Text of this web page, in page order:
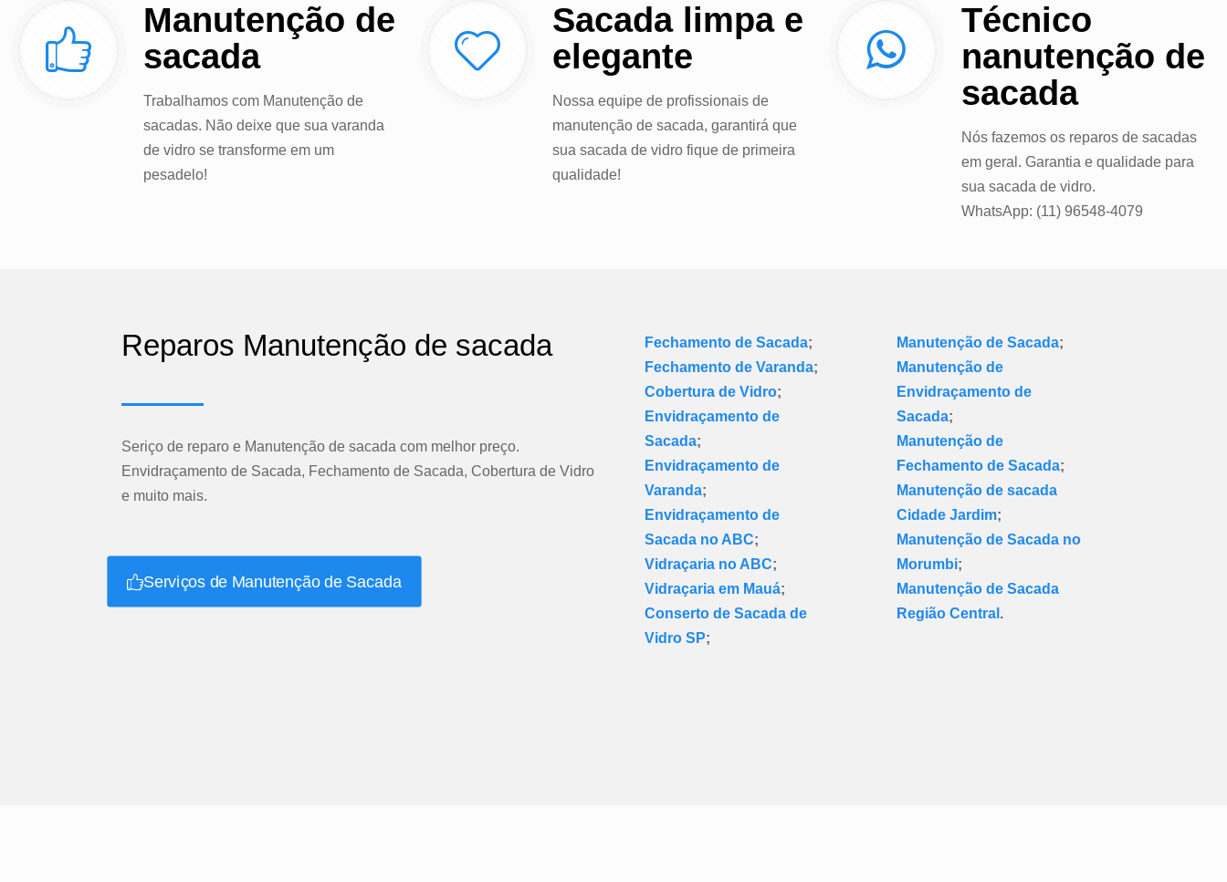
Manutenção de
sacada
Trabalhamos com Manutenção de
sacadas. Não deixe que sua varanda
de vidro se transforme em um
pesadelo!
Sacada limpa e
elegante
Nossa equipe de profissionais de
manutenção de sacada, garantirá que
sua sacada de vidro fique de primeira
qualidade!
Técnico
nanutenção de
sacada
Nós fazemos os reparos de sacadas
em geral. Garantia e qualidade para
sua sacada de vidro.
WhatsApp: (11) 96548-4079
Reparos Manutenção de sacada
Seriço de reparo e Manutenção de sacada com melhor preço.
Envidraçamento de Sacada, Fechamento de Sacada, Cobertura de Vidro
e muito mais.
Serviços de Manutenção de Sacada
Fechamento de Sacada;
Fechamento de Varanda;
Cobertura de Vidro;
Envidraçamento de
Sacada;
Envidraçamento de
Varanda;
Envidraçamento de
Sacada no ABC;
Vidraçaria no ABC;
Vidraçaria em Mauá;
Conserto de Sacada de
Vidro SP;
Manutenção de Sacada;
Manutenção de
Envidraçamento de
Sacada;
Manutenção de
Fechamento de Sacada;
Manutenção de sacada
Cidade Jardim;
Manutenção de Sacada no
Morumbi;
Manutenção de Sacada
Região Central .